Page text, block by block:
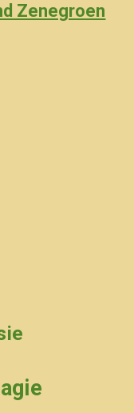
Zenegroen